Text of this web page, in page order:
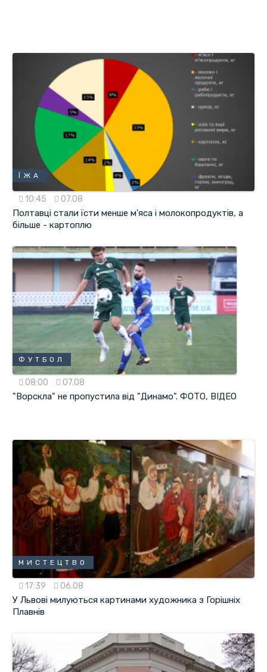
ЇЖА
10:45 07.08
Полтавці стали їсти менше м'яса і молокопродуктів, а
більше - картоплю
ФУТБОЛ
08:00 07.08
"Ворскла" не пропустила від "Динамо". ФОТО, ВІДЕО
МИСТЕЦТВО
17:39 06.08
У Львові милуються картинами художника з Горішніх
Плавнів